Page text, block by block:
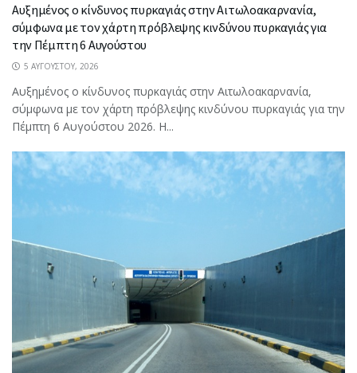
Αυξημένος ο κίνδυνος πυρκαγιάς στην Αιτωλοακαρνανία,
σύμφωνα με τον χάρτη πρόβλεψης κινδύνου πυρκαγιάς για
την Πέμπτη 6 Αυγούστου
5 ΑΥΓΟΎΣΤΟΥ, 2026
Αυξημένος ο κίνδυνος πυρκαγιάς στην Αιτωλοακαρνανία,
σύμφωνα με τον χάρτη πρόβλεψης κινδύνου πυρκαγιάς για την
Πέμπτη 6 Αυγούστου 2026. Η...